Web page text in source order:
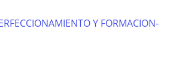
Y FORMACION-